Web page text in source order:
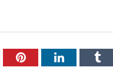
PinterestLinkedIn